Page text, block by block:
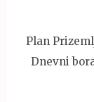
Plan
Dnevni